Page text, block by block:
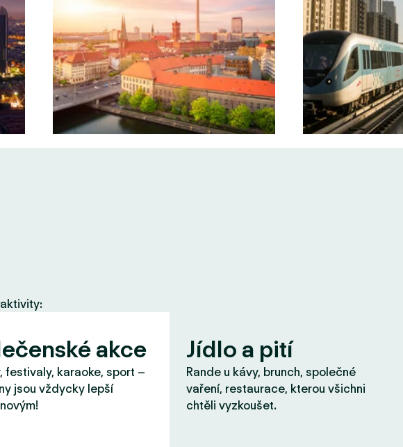
akce
festivaly, karaoke, sport –
jsou vždycky lepší
Jídlo a pití
Rande u kávy, brunch, společné
vaření, restaurace, kterou všichni
chtěli vyzkoušet.